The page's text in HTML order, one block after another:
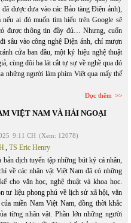
được đưa vào các Bảo tàng Điện ảnh),
ai đó muốn tìm hiểu trên Google sẽ
được thông tin đầy đủ… Nhưng, cuốn
sâu vào công nghệ Điện ảnh, chỉ mượn
cửa ban đầu, một ký hiệu nghệ thuật
cùng đôi ba lát cắt tự sự về nghề qua đó
những người làm phim Việt qua mấy thế
Đọc thêm
VIỆT NAM VÀ HẢI NGOẠI
9:11 CH (Xem: 12078)
, TS Eric Henry
bản dịch tuyển tập những bút ký cá nhân,
về các nhân vật Việt Nam đã có những
cho văn học, nghệ thuật và khoa học.
tư liệu phong phú về lịch sử xã hội, văn
miền Nam Việt Nam, đồng thời khắc
từng nhân vật. Phần lớn những người